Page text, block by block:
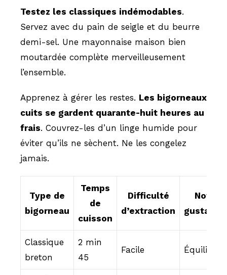
Testez les classiques indémodables.
Servez avec du pain de seigle et du beurre
demi-sel. Une mayonnaise maison bien
moutardée complète merveilleusement
l’ensemble.
Apprenez à gérer les restes. Les bigorneaux
cuits se gardent quarante-huit heures au
frais. Couvrez-les d’un linge humide pour
éviter qu’ils ne sèchent. Ne les congelez
jamais.
Type de
bigorneau
Temps
de
cuisson
Difficulté
d’extraction
Note
gustative
Classique
breton
2 min
45
Facile Équilibrée